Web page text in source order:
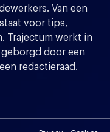
Van een
voor tips,
Trajectum werkt in
door een
redactieraad.